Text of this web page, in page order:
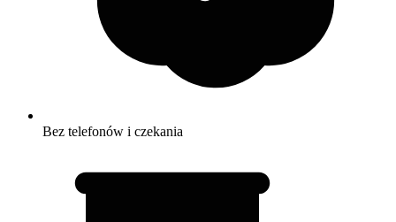
Bez telefonów i czekania